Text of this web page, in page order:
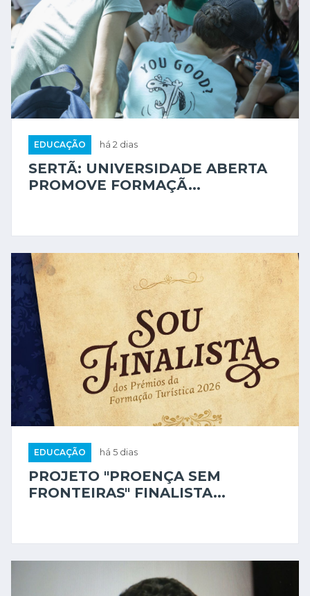
EDUCAÇÃO há 2 dias
SERTÃ: UNIVERSIDADE ABERTA
PROMOVE FORMAÇÃ...
EDUCAÇÃO há 5 dias
PROJETO "PROENÇA SEM
FRONTEIRAS" FINALISTA...